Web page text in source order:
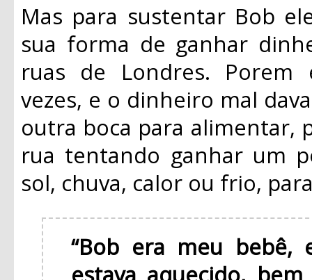
Mas para sustentar Bob
sua forma de ganhar
ruas de Londres. Porem
vezes, e o dinheiro mal
outra boca para alimentar,
rua tentando ganhar um
sol, chuva, calor ou frio,
“Bob era meu
estava aquecido,